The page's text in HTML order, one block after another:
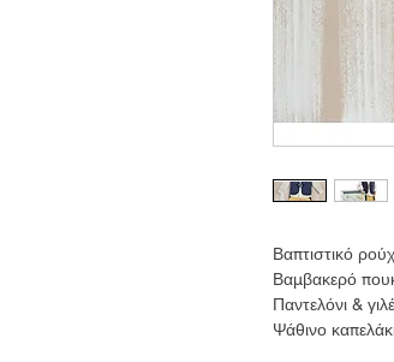
Βαπτιστικό
Βαμβακερό
Παντελόνι &
Ψάθινο